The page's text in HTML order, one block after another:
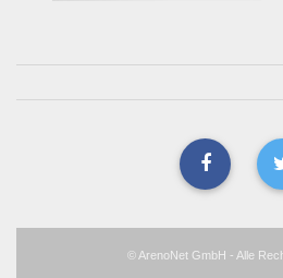
© ArenoNet GmbH - Alle